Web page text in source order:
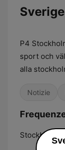
P4
sport och
alla
Notizie
Stockholm: